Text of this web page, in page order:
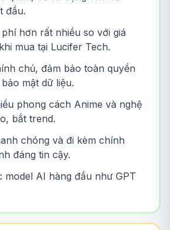
đầu.
hơn rất nhiều so với giá
mua tại Lucifer Tech.
chủ, đảm bảo toàn quyền
mật dữ liệu.
phong cách Anime và nghệ
bắt trend.
chóng và đi kèm chính
đáng tin cậy.
model AI hàng đầu như GPT